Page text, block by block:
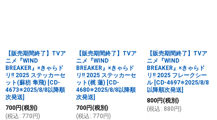
【販売期間終了】TVア
ニメ『WIND
BREAKER』×きゃらド
リ!! 2025 ステッカーセ
ット(蘇枋 隼飛) [CD-
4673※2025/8/8以降順
次発送]
700円 (税別)
(税込 : 770 円)
【販売期間終了】TVア
ニメ『WIND
BREAKER』×きゃらド
リ!! 2025 ステッカーセ
ット(梶 蓮) [CD-
4680※2025/8/8以降順
次発送]
700円 (税別)
(税込 : 770 円)
【販売期間終了】TVア
ニメ『WIND
BREAKER』×きゃらド
リ!! 2025 フレークシー
ル [CD-4697※2025/8/8
以降順次発送]
800円 (税別)
(税込 : 880 円)